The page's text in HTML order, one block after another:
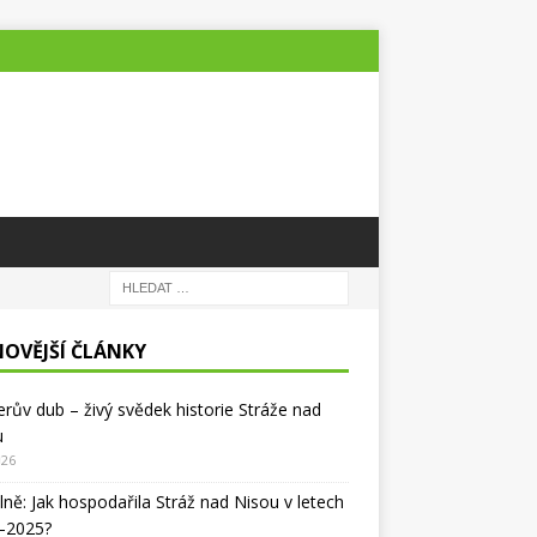
ČLÁNKY
dub – živý svědek historie Stráže nad
Jak hospodařila Stráž nad Nisou v letech